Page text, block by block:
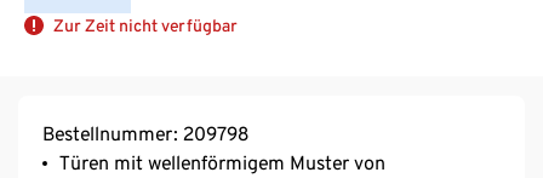
Zur Zeit nicht verfügbar
Bestellnummer: 209798
Türen mit wellenförmigem Muster von